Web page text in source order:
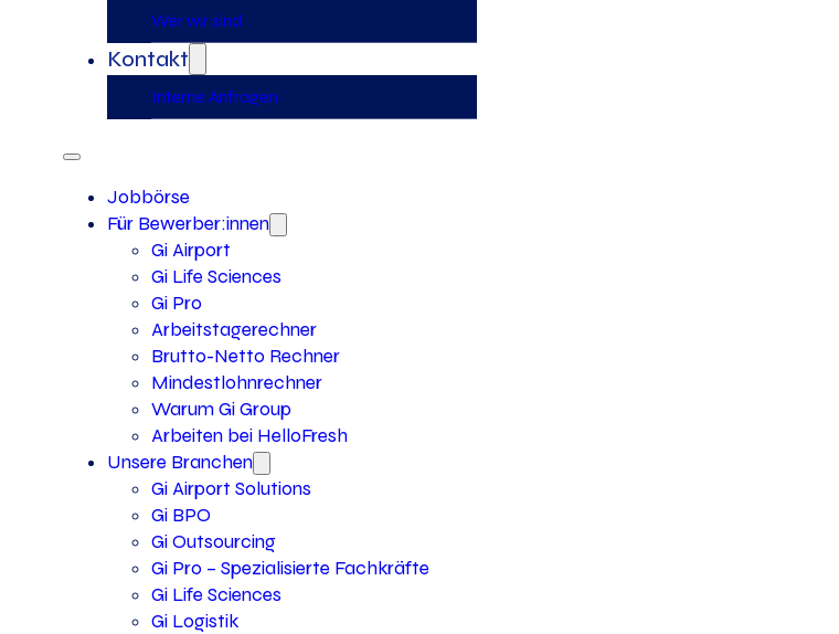
Wer wir sind
Kontakt
Interne Anfragen
Jobbörse
Für Bewerber:innen
Gi Airport
Gi Life Sciences
Gi Pro
Arbeitstagerechner
Brutto-Netto Rechner
Mindestlohnrechner
Warum Gi Group
Arbeiten bei HelloFresh
Unsere Branchen
Gi Airport Solutions
Gi BPO
Gi Outsourcing
Gi Pro – Spezialisierte Fachkräfte
Gi Life Sciences
Gi Logistik